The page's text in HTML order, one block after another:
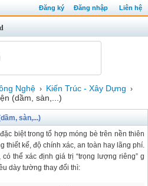
Đăng ký Đăng nhập Liên hệ
Nghệ › Kiến Trúc - Xây Dựng ›
(dầm, sàn,...)
sàn,...)
biệt trong tổ hợp móng bè trên nền thiên
thiết kế, độ chính xác, an toàn hay lãng phí.
thể xác định giá trị “trọng lượng riêng” g
dày tường thay đổi thì: